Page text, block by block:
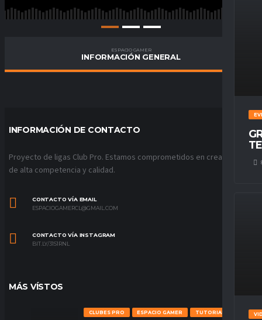
ESPACIO GAMER
INFORMACIÓN GENERAL
INFORMACIÓN DE CONTACTO
Proyecto de ligas Club Pro. Estamos comprometidos en crear ligas
de alta competencia y calidad.
CONTACTO VÍA EMAIL
ESPACIOGAMERCL@GMAIL.COM
CONTACTO VÍA INSTAGRAM
BIT.LY/31S1RNL
MÁS VÍSTOS
CLUBES PRO ESPACIO GAMER TUTORIALES